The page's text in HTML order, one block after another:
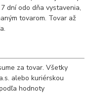
dní odo dňa vystavenia,
tovarom. Tovar až
za tovar. Všetky
alebo kuriérskou
hodnoty